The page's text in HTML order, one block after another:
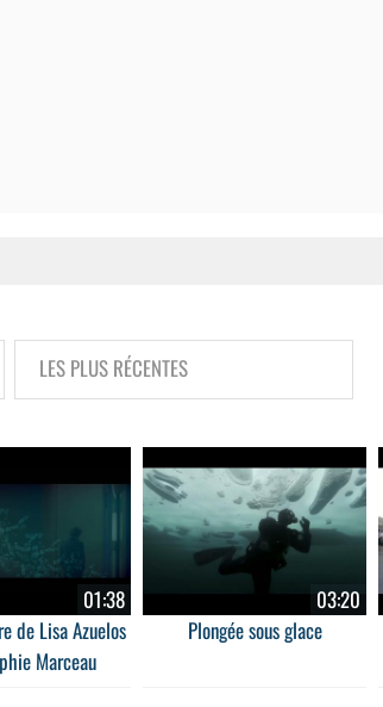
01:38
de Lisa Azuelos
Marceau
03:20
Plongée sous glace